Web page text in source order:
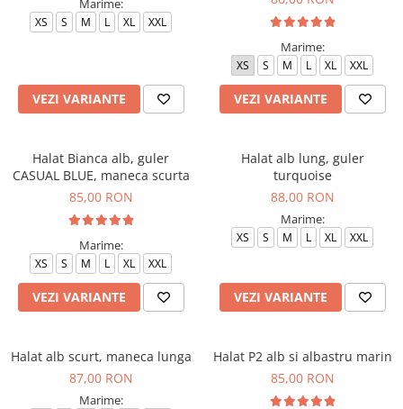
Marime:
XS S M L XL XXL
VEZI VARIANTE
Marime:
XS S M L XL XXL
VEZI VARIANTE
Halat Bianca alb, guler
CASUAL BLUE, maneca scurta
85,00 RON
Marime:
XS S M L XL XXL
VEZI VARIANTE
Halat alb lung, guler
turquoise
88,00 RON
Marime:
XS S M L XL XXL
VEZI VARIANTE
Halat alb scurt, maneca lunga
87,00 RON
Marime:
Halat P2 alb si albastru marin
85,00 RON